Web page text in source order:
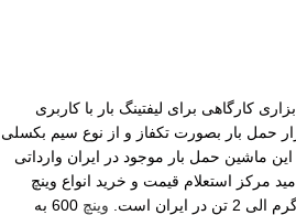
بالابر برقی 600 به 1200 ابزاری کارگاهی برای لیفتینگ بار با کاربری
حمل بار بصورت تکفاز و از نوع سیم بکسلی
ماشین حمل بار موجود در ایران وارداتی
مرکز استعلام قیمت و خرید انواع وینچ
وینچ
600 به